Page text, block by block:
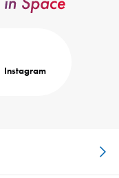
Instagram